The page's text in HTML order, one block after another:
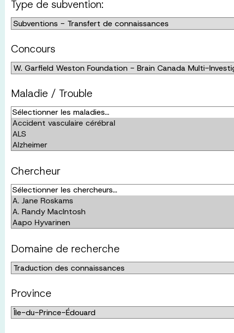
Type de subvention:
Concours
Maladie / Trouble
Chercheur
Domaine de recherche
Province